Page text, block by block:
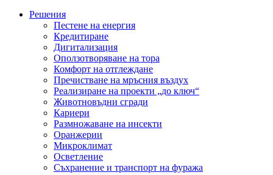
Решения
Пестене на енергия
Кредитиране
Дигитализация
Оползотворяване на тора
Комфорт на отглеждане
Пречистване на мръсния въздух
Реализиране на проекти „до ключ“
Животновъдни сгради
Кариери
Размножаване на инсекти
Оранжерии
Микроклимат
Осветление
Съхранение и транспорт на фуража